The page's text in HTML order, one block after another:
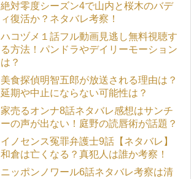
絶対零度シーズン4で山内と桜木のバデ
ィ復活か？ネタバレ考察！
ハコヅメ１話フル動画見逃し無料視聴す
る方法！パンドラやデイリーモーション
は？
美食探偵明智五郎が放送される理由は？
延期や中止にならない可能性は？
家売るオンナ8話ネタバレ感想はサンチ
ーの声が出ない！庭野の読唇術が話題？
イノセンス冤罪弁護士9話【ネタバレ】
和倉は亡くなる？真犯人は誰か考察！
ニッポンノワール6話ネタバレ考察は清